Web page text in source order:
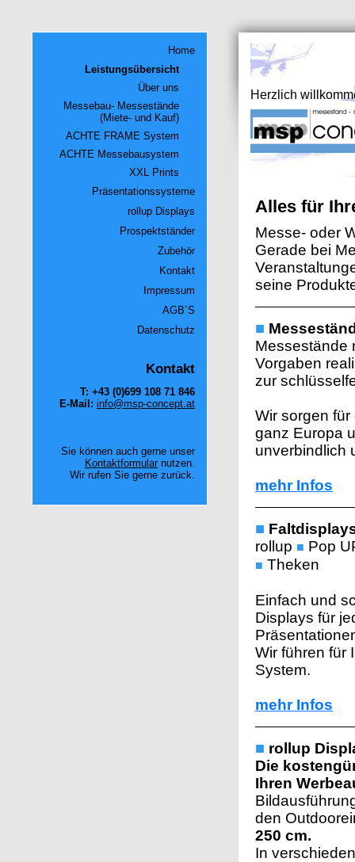
Home
Leistungsübersicht
Über uns
Messebau- Messestände
(Miete- und Kauf)
ACHTE FRAME System
ACHTE Messebausystem
XXL Prints
Präsentationssysteme
rollup Displays
Prospektständer
Zubehör
Kontakt
Impressum
AGB´S
Datenschutz
Kontakt
T: +43 (0)699 108 71 846
E-Mail: info@msp-concept.at
Sie können auch gerne unser
Kontaktformularnutzen.
Wir rufen Sie gerne zurück.
Herzlich
Alles für
Messe- oder
Gerade bei
seine
■
Messestände
Vorgaben
zur
Wir sorgen
ganz Europa
unverbindlich
mehr Infos
■
rollup ■ Pop
■ Theken
Einfach und
Displays für
Wir führen für
System.
mehr Infos
■ rollup
Die
Ihren
den
250 cm.
In